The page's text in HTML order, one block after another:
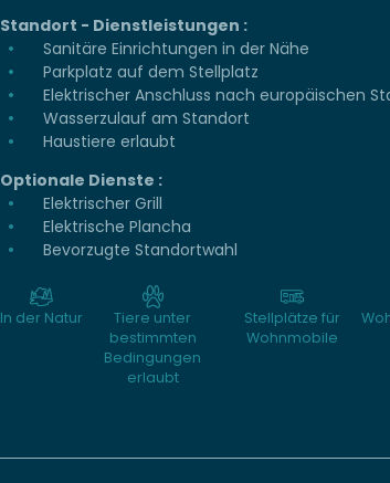
Standort - Dienstleistungen :
Sanitäre Einrichtungen in der Nähe
Parkplatz auf dem Stellplatz
Elektrischer Anschluss nach europäischen
Wasserzulauf am Standort
Haustiere erlaubt
Optionale Dienste :
Elektrischer Grill
Elektrische Plancha
Bevorzugte Standortwahl
In der Natur
Tiere unter
bestimmten
Bedingungen
erlaubt
Stellplätze für
Wohnmobile